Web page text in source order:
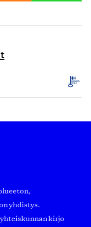
yhdistys.
yhteiskunnan kirjo